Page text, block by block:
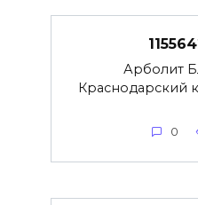
Арболит
Краснодарский
0